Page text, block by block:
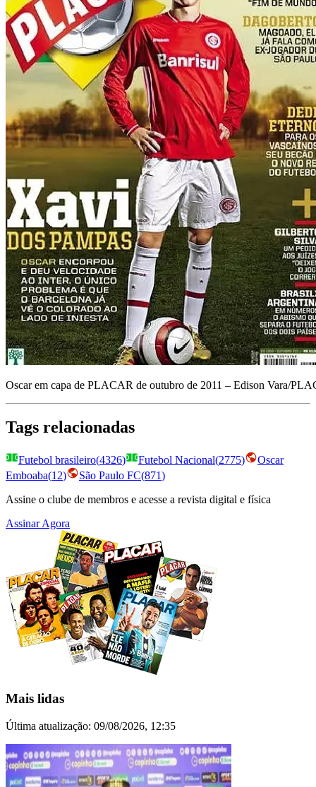
Oscar em capa de PLACAR de outubro de 2011 – Edison Vara/
Tags relacionadas
Futebol brasileiro(4326) Futebol Nacional(2775)
Oscar
Emboaba(12) São Paulo FC(871)
Assine o clube de membros e acesse a revista digital e física
Assinar Agora
Mais lidas
Última atualização: 09/08/2026, 12:35